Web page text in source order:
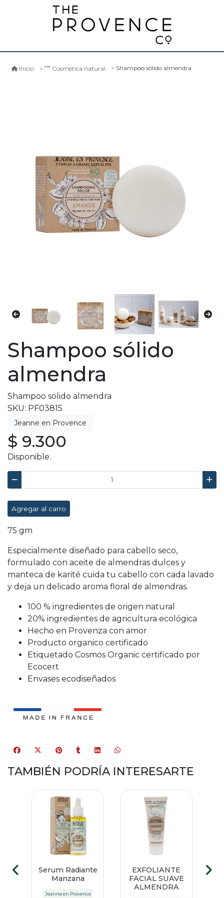
Inicio Cosmética natural Shampoo sólido almendra
Shampoo sólido
almendra
Shampoo solido almendra
SKU: PF03815
$ 9.300
Disponible.
Agregar al carro
75 gm
Especialmente diseñado para cabello seco,
formulado con aceite de almendras dulces y
manteca de karité cuida tu cabello con cada lavado
y deja un delicado aroma floral de almendras.
100 % ingredientes de origen natural
20% ingredientes de agricultura ecológica
Hecho en Provenza con amor
Producto organico certificado
Etiquetado Cosmos Organic certificado por
Ecocert
Envases ecodiseñados
TAMBIÉN PODRÍA INTERESARTE
Serum Radiante
Manzana
Jeanne en Provence
EXFOLIANTE
FACIAL SUAVE
ALMENDRA